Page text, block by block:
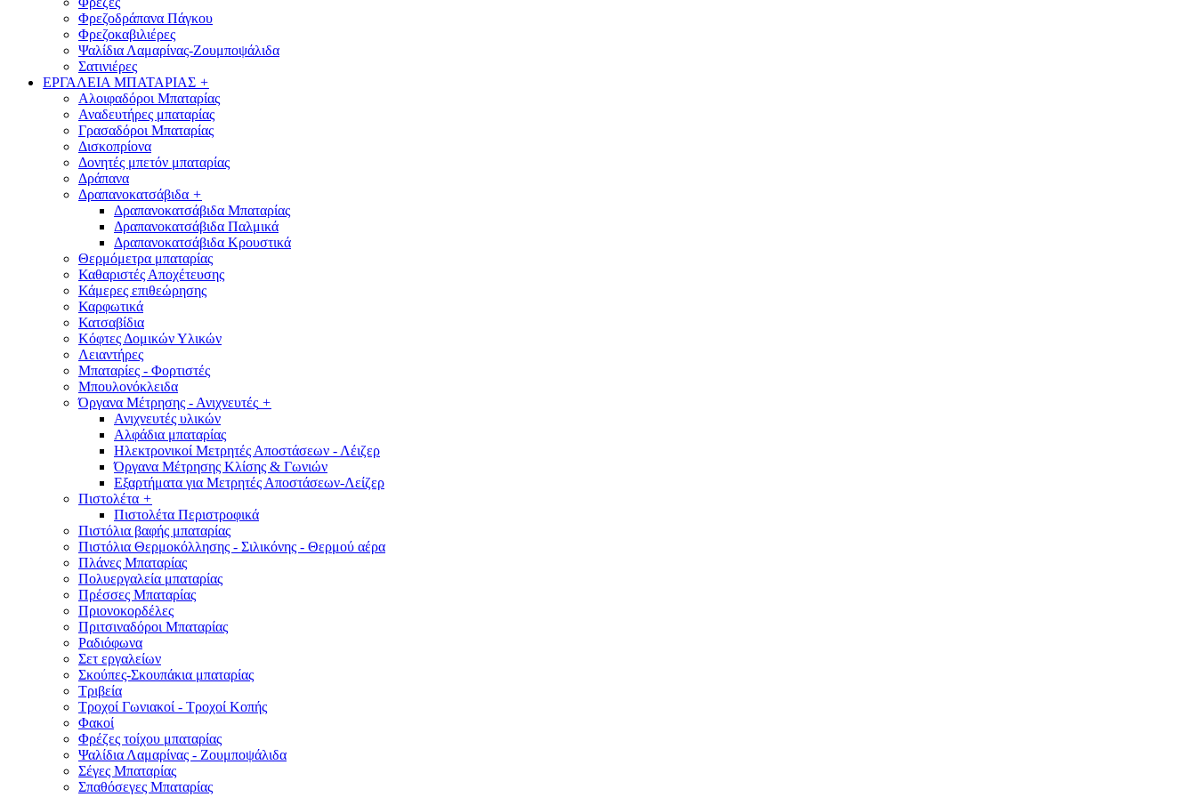
Φρεζοδράπανα Πάγκου
Φρεζοκαβιλιέρες
Ψαλίδια Λαμαρίνας-Ζουμποψάλιδα
Σατινιέρες
ΕΡΓΑΛΕΙΑ ΜΠΑΤΑΡΙΑΣ +
Αλοιφαδόροι Μπαταρίας
Αναδευτήρες μπαταρίας
Γρασαδόροι Μπαταρίας
Δισκοπρίονα
Δονητές μπετόν μπαταρίας
Δράπανα
Δραπανοκατσάβιδα +
Δραπανοκατσάβιδα Μπαταρίας
Δραπανοκατσάβιδα Παλμικά
Δραπανοκατσάβιδα Κρουστικά
Θερμόμετρα μπαταρίας
Καθαριστές Αποχέτευσης
Κάμερες επιθεώρησης
Καρφωτικά
Κατσαβίδια
Κόφτες Δομικών Υλικών
Λειαντήρες
Μπαταρίες - Φορτιστές
Μπουλονόκλειδα
Όργανα Μέτρησης - Ανιχνευτές +
Ανιχνευτές υλικών
Αλφάδια μπαταρίας
Ηλεκτρονικοί Μετρητές Αποστάσεων - Λέιζερ
Όργανα Μέτρησης Κλίσης & Γωνιών
Εξαρτήματα για Μετρητές Αποστάσεων-Λείζερ
Πιστολέτα +
Πιστολέτα Περιστροφικά
Πιστόλια βαφής μπαταρίας
Πιστόλια Θερμοκόλλησης - Σιλικόνης - Θερμού αέρα
Πλάνες Μπαταρίας
Πολυεργαλεία μπαταρίας
Πρέσσες Μπαταρίας
Πριονοκορδέλες
Πριτσιναδόροι Μπαταρίας
Ραδιόφωνα
Σετ εργαλείων
Σκούπες-Σκουπάκια μπαταρίας
Τριβεία
Τροχοί Γωνιακοί - Τροχοί Κοπής
Φακοί
Φρέζες τοίχου μπαταρίας
Ψαλίδια Λαμαρίνας - Ζουμποψάλιδα
Σέγες Μπαταρίας
Σπαθόσεγες Μπαταρίας